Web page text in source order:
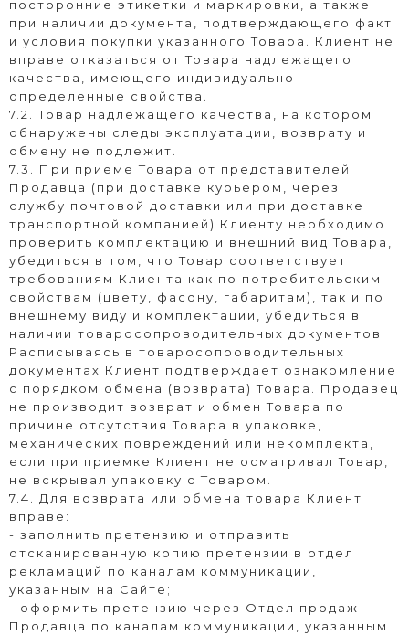
посторонние этикетки и маркировки, а также
при наличии документа, подтверждающего факт
и условия покупки указанного Товара. Клиент не
вправе отказаться от Товара надлежащего
качества, имеющего индивидуально-
определенные свойства.
7.2. Товар надлежащего качества, на котором
обнаружены следы эксплуатации, возврату и
обмену не подлежит.
7.3. При приеме Товара от представителей
Продавца (при доставке курьером, через
службу почтовой доставки или при доставке
транспортной компанией) Клиенту необходимо
проверить комплектацию и внешний вид Товара,
убедиться в том, что Товар соответствует
требованиям Клиента как по потребительским
свойствам (цвету, фасону, габаритам), так и по
внешнему виду и комплектации, убедиться в
наличии товаросопроводительных документов.
Расписываясь в товаросопроводительных
документах Клиент подтверждает ознакомление
с порядком обмена (возврата) Товара. Продавец
не производит возврат и обмен Товара по
причине отсутствия Товара в упаковке,
механических повреждений или некомплекта,
если при приемке Клиент не осматривал Товар,
не вскрывал упаковку с Товаром.
7.4. Для возврата или обмена товара Клиент
вправе:
- заполнить претензию и отправить
отсканированную копию претензии в отдел
рекламаций по каналам коммуникации,
указанным на Сайте;
- оформить претензию через Отдел продаж
Продавца по каналам коммуникации, указанным